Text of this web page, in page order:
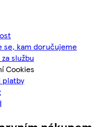
se, kam doručujeme
službu
Cookies
platby